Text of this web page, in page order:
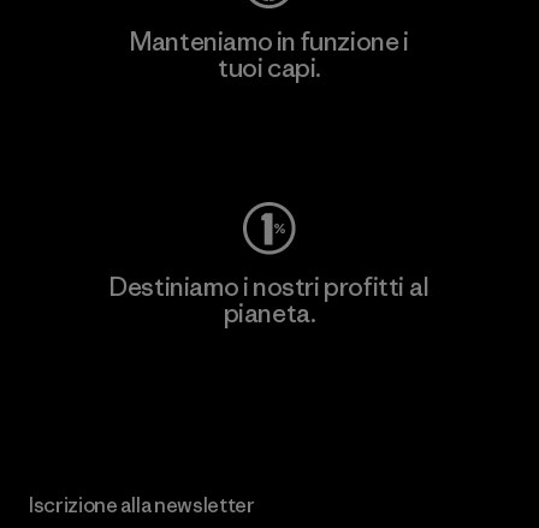
Manteniamo in funzione i
tuoi capi.
Destiniamo i nostri profitti al
pianeta.
Iscrizione alla newsletter